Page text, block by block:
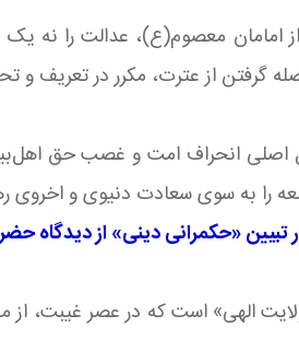
امامان معصوم(ع)، عدالت را نه
گرفتن از عترت، مکرر در تعریف و
اصلی انحراف امت و غصب حق
را به سوی سعادت دنیوی و اخروی
«حکمرانی دینی» از دیدگاه
الهی» است که در عصر غیبت، از